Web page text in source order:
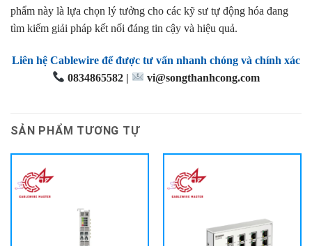
phẩm này là lựa chọn lý tưởng cho các kỹ sư tự động hóa đang
tìm kiếm giải pháp kết nối đáng tin cậy và hiệu quả.
Liên hệ Cablewire để được tư vấn nhanh chóng và chính xác
0834865582 |
vi@songthanhcong.com
SẢN PHẨM TƯƠNG TỰ